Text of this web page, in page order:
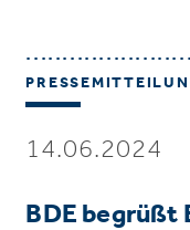
14.06.2024
BDE begrüßt